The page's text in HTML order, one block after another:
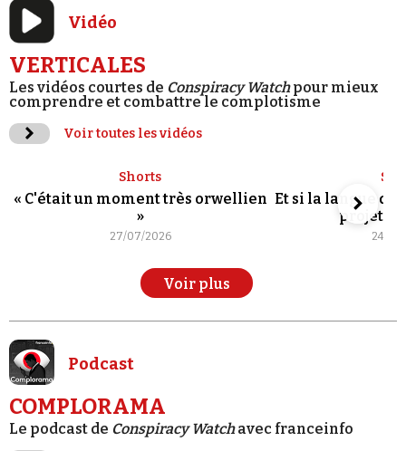
Vidéo
VERTICALES
Les vidéos courtes de Conspiracy Watchpour mieux
comprendre et combattre le complotisme
Voir toutes les vidéos
Shorts
« C'était un moment très orwellien
»
27/07/2026
Et si la langue de
projet
24/
Voir plus
Podcast
COMPLORAMA
Le podcast de Conspiracy Watchavec franceinfo